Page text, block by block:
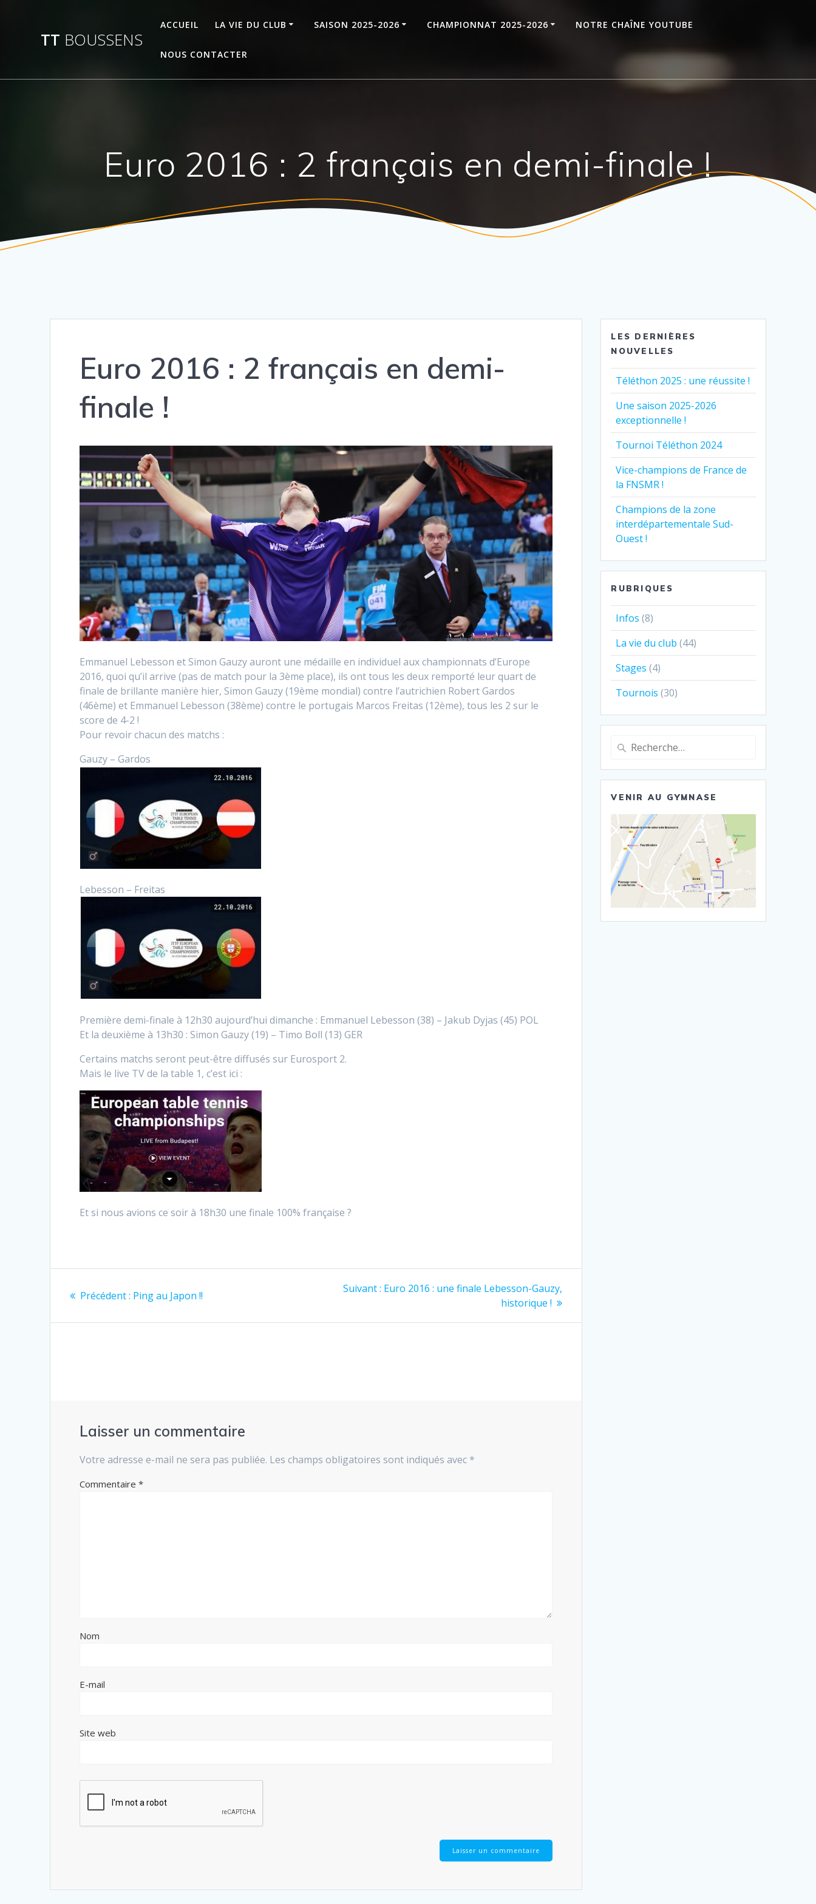
TT BOUSSENS
ACCUEIL LA VIE DU CLUB SAISON 2025-2026 CHAMPIONNAT 2025-2026 NOTRE CHAÎNE YOUTUBE
NOUS CONTACTER
Euro 2016 : 2 français en demi-finale !
Euro 2016 : 2 français en demi-
finale !
Emmanuel Lebesson et Simon Gauzy auront une médaille en individuel aux championnats d’Europe
2016, quoi qu’il arrive (pas de match pour la 3ème place), ils ont tous les deux remporté leur quart de
finale de brillante manière hier, Simon Gauzy (19ème mondial) contre l’autrichien Robert Gardos
(46ème) et Emmanuel Lebesson (38ème) contre le portugais Marcos Freitas (12ème), tous les 2 sur le
score de 4-2 !
Pour revoir chacun des matchs :
Gauzy – Gardos
Lebesson – Freitas
Première demi-finale à 12h30 aujourd’hui dimanche : Emmanuel Lebesson (38) – Jakub Dyjas (45) POL
Et la deuxième à 13h30 : Simon Gauzy (19) – Timo Boll (13) GER
Certains matchs seront peut-être diffusés sur Eurosport 2.
Mais le live TV de la table 1, c’est ici :
Et si nous avions ce soir à 18h30 une finale 100% française ?
Précédent : Article
:
Ping au Japon !!
Suivant : Article
Euro 2016 : une finale Lebesson-Gauzy,
historique !
Laisser un commentaire
Votre adresse e-mail ne sera pas publiée. Les champs obligatoires sont indiqués avec *
Commentaire*
Nom
E-mail
Site web
LES DERNIÈRES
NOUVELLES
Téléthon 2025 : une réussite !
Une saison 2025-2026
exceptionnelle !
Tournoi Téléthon 2024
Vice-champions de France de
la FNSMR !
Champions de la zone
interdépartementale Sud-
Ouest !
RUBRIQUES
Infos (8)
La vie du club (44)
Stages (4)
Tournois (30)
Recherche
:
VENIR AU GYMNASE